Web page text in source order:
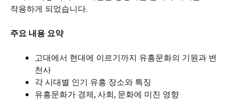
작용하게 되었습니다.
주요 내용 요약
고대에서 현대에 이르기까지 유흥문화의 기원과 변
천사
각 시대별 인기 유흥 장소와 특징
유흥문화가 경제, 사회, 문화에 미친 영향